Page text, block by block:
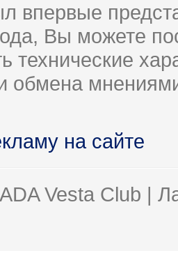
впервые
Вы можете
технические
обмена
на сайте
Vesta Club |